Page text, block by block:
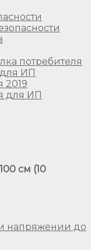
потребителя
для ИП
2019
для ИП
см (10